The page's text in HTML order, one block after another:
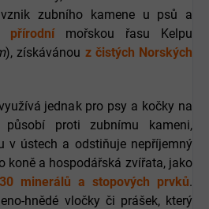
zubního kamene u psů a
přírodní
mořskou řasu Kelpu
), získávánou z čistých Norských
jednak pro psy a kočky na
proti zubnímu kameni,
v ústech a odstiňuje nepříjemný
koně a hospodářská zvířata, jako
minerálů a stopových prvků.
hnědé vločky či prášek, který